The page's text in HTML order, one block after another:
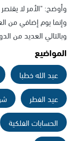
وأوضح: "الأمر لا
وإنما يوم إضافي من
وبالتالي العديد من
المواضيع
عبد الله خطبا
عيد الفطر
الحسابات الفلكية